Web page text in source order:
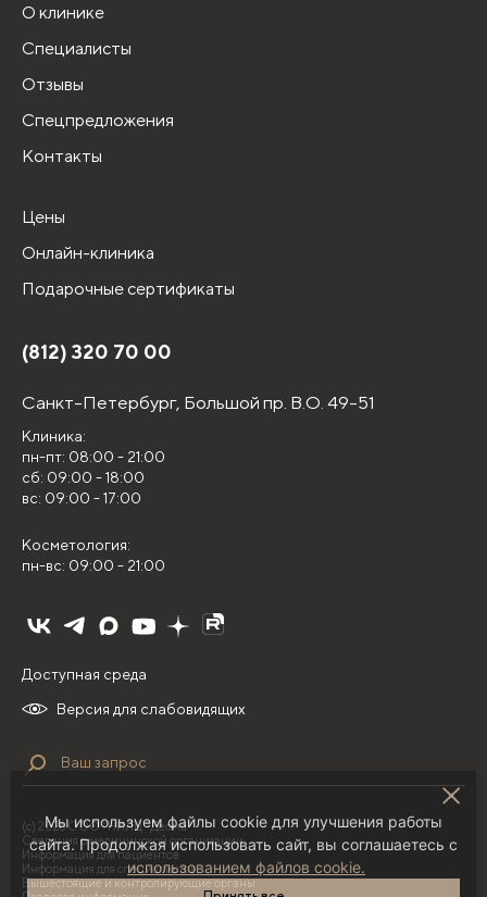
О клинике
Специалисты
Отзывы
Спецпредложения
Контакты
Цены
Онлайн-клиника
Подарочные сертификаты
(812) 320 70 00
Санкт-Петербург, Большой пр. В.О. 49-51
Клиника:
пн-пт: 08:00 - 21:00
сб: 09:00 - 18:00
вс: 09:00 - 17:00
Косметология:
пн-вс: 09:00 - 21:00
Версия для слабовидящих
Доступная среда
(с) 2026 ООО "НИЛЦ "Деома"
Сведения о медицинской организации
Информация для пациентов
Информация для специалистов
Вышестоящие и контролирующие органы
Мы используем файлы cookie для улучшения работы
сайта. Продолжая использовать сайт, вы соглашаетесь с
использованием файлов cookie.